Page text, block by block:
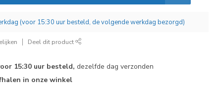
(voor 15:30 uur besteld, de volgende werkdag bezorgd)
Deel dit product
15:30 uur besteld, dezelfde dag verzonden
in onze winkel